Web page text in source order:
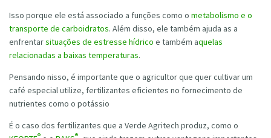
Isso porque ele está associado a funções como o metabolismo e o
transporte de carboidratos. Além disso, ele também ajuda as a
enfrentarsituações de estresse hídrico e também aquelas
relacionadas a baixas temperaturas.
Pensando nisso, é importante que o agricultor que quer cultivar um
café especial utilize, fertilizantes eficientes no fornecimento de
nutrientes como o potássio
É o caso dos fertilizantes que a Verde Agritech produz, como o
® ®